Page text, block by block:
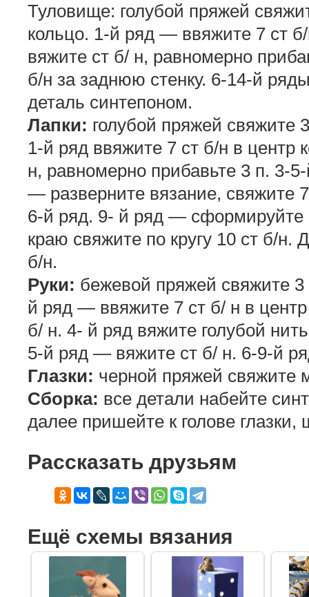
Туловище: голубой пряжей
кольцо. 1-й ряд — ввяжите 7 ст
вяжите ст б/ н, равномерно
б/н за заднюю стенку. 6-14-й
деталь синтепоном.
Лапки: голубой пряжей свяжите
1-й ряд ввяжите 7 ст б/н в
н, равномерно прибавьте 3 п. 3-
— разверните вязание, свяжите
6-й ряд. 9- й ряд — сформируйте
краю свяжите по кругу 10 ст б/
б/н.
Руки: бежевой пряжей свяжите 3
й ряд — ввяжите 7 ст б/ н в
б/ н. 4- й ряд вяжите голубой
5-й ряд — вяжите ст б/ н. 6-9-й
Глазки: черной пряжей свяжите
Сборка: все детали набейте
далее пришейте к голове
Рассказать друзьям
Ещё схемы вязания